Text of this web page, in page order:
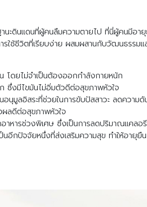
านะดินแดนที่ผู้คนลืมความตายไป ที่นี่ผู้คนมี
ใช้ชีวิตที่เรียบง่าย ผสมผสานกับวัฒนธรรม
โดยไม่จำเป็นต้องออกกำลังกายหนัก
ซึ่งมีไขมันไม่อิ่มตัวดีต่อสุขภาพหัวใจ
นุมูลอิสระที่ช่วยในการขับปัสสาวะ ลดความดั
ผลดีต่อสุขภาพหัวใจ
าหารช่วงพิเศษ ซึ่งเป็นการลดปริมาณแคลอ
อีกปัจจัยหนึ่งที่ส่งเสริมความสุข ทำให้อายุยืน